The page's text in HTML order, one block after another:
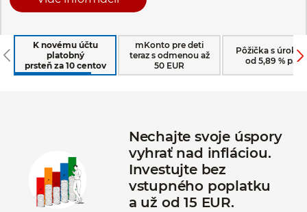
K novému účtu
platobný
prsteň za 10 centov
mKonto pre deti
teraz s odmenou až
50 EUR
Pôžička s
od 5,89 % p.a.
Nechajte svoje úspory
vyhrať nad infláciou.
Investujte bez
vstupného poplatku
a už od 15 EUR.